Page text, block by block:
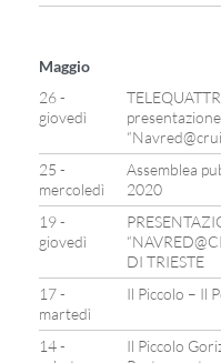
Maggio
26 -
giovedì
25 -
mercoledì
Assemblea
2020
19 -
giovedì
DI TRIESTE
17 -
martedì
Il Piccolo – Il
14 -
Il Piccolo